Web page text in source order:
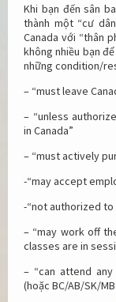
Khi bạn đến sân
thành một “cư
Canada với “thân
không nhiều bạn
những condition/
– “must leave
– “unless
in Canada”
– “must actively
-“may accept
-“not authorized
– “may work off
classes are in
– “can attend any
(hoặc BC/AB/SK/